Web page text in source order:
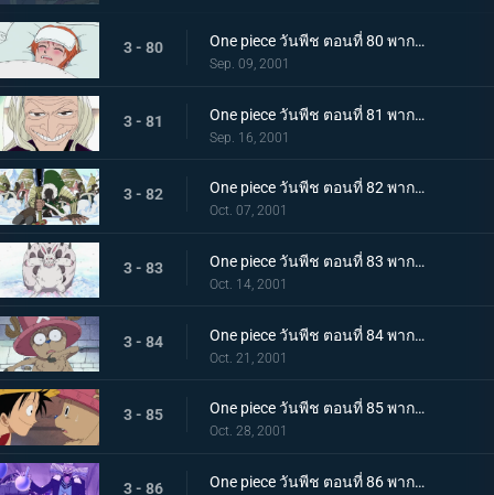
3 - 80 One piece วันพีช ตอนที่ 80 พากย์ไทย เกาะที่ไม่มีหมองั้นเหรอ ผจญภัยในอาณาจักรที่ไม่มีแม้แต่ชื่อ!
Sep. 09, 2001
3 - 81 One piece วันพีช ตอนที่ 81 พากย์ไทย สบายมั้ยล่ะ หมอที่ทุกคนให้ฉายาว่า แม่มด!
Sep. 16, 2001
3 - 82 One piece วันพีช ตอนที่ 82 พากย์ไทย ดอลตันลุกขึ้นสู้ กองทัพวาโปลเทียบฝั่ง!
Oct. 07, 2001
3 - 83 One piece วันพีช ตอนที่ 83 พากย์ไทย เกาะแห่งหิมะ ปีนเขาดรัมร็อกกี
Oct. 14, 2001
3 - 84 One piece วันพีช ตอนที่ 84 พากย์ไทย เรนเดียร์จมูกน้ำเงิน ความลับของช็อปเปอร์
Oct. 21, 2001
3 - 85 One piece วันพีช ตอนที่ 85 พากย์ไทย ความฝันอันโหดร้าย หมอเถื่อนฮีลลุค
Oct. 28, 2001
3 - 86 One piece วันพีช ตอนที่ 86 พากย์ไทย ดอกซากุระของฮีลลุค และความตั้งใจที่จะสานต่อ